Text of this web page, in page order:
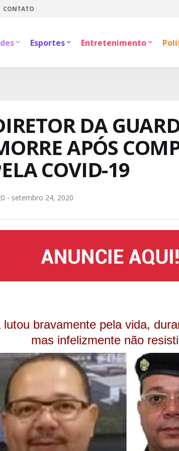
CONTATO
Esportes Entretenimento
DA
APÓS
COVID-19
- setembro 24, 2020
bravamente pela vida,
mas infelizmente não